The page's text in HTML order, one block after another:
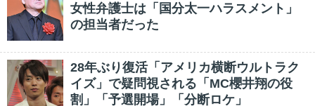
女性弁護士は「国分太一ハラスメント」
の担当者だった
28年ぶり復活「アメリカ横断ウルトラク
イズ」で疑問視される「MC櫻井翔の役
割」「予選開場」「分断ロケ」